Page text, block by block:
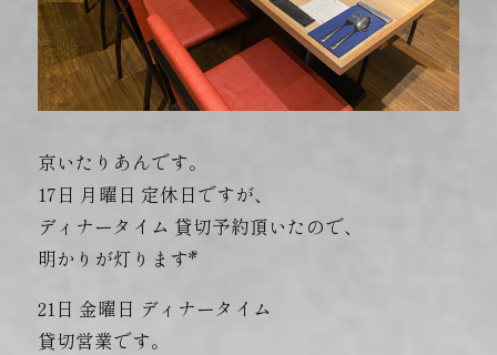
京いたりあんです。
17日 月曜日 定休日ですが、
ディナータイム 貸切予約頂いたので、
明かりが灯ります*゜
21日 金曜日 ディナータイム
貸切営業です。